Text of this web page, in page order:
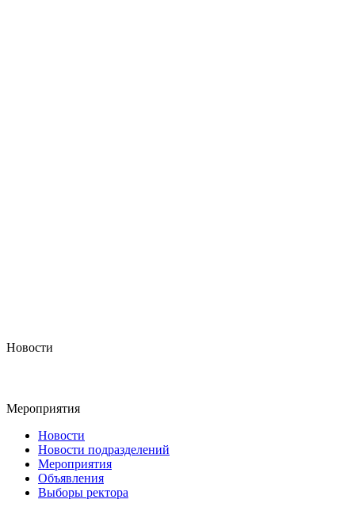
Новости
Мероприятия
Новости
Новости подразделений
Мероприятия
Объявления
Выборы ректора